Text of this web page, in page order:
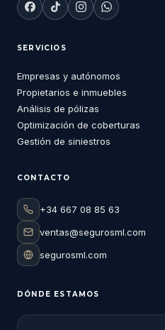
SERVICIOS
Empresas y autónomos
Propietarios e inmuebles
Análisis de pólizas
Optimización de coberturas
Gestión de siniestros
CONTACTO
+34 667 08 85 63
ventas@segurosml.com
segurosml.com
DÓNDE ESTAMOS